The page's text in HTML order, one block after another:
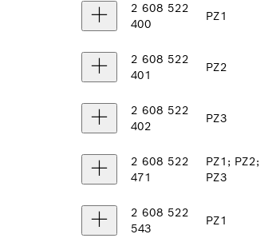
2 608 522
400
PZ1
2 608 522
401
PZ2
2 608 522
402
PZ3
2 608 522
471
PZ1; PZ2;
PZ3
2 608 522
543
PZ1